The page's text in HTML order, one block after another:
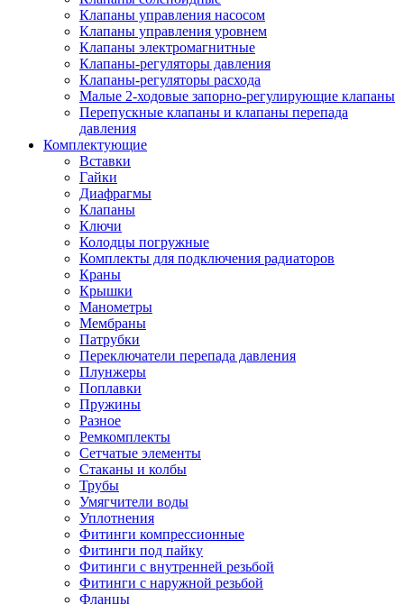
Клапаны управления насосом
Клапаны управления уровнем
Клапаны электромагнитные
Клапаны-регуляторы давления
Клапаны-регуляторы расхода
Малые 2-ходовые запорно-регулирующие клапаны
Перепускные клапаны и клапаны перепада
давления
Комплектующие
Вставки
Гайки
Диафрагмы
Клапаны
Ключи
Колодцы погружные
Комплекты для подключения радиаторов
Краны
Крышки
Манометры
Мембраны
Патрубки
Переключатели перепада давления
Плунжеры
Поплавки
Пружины
Разное
Ремкомплекты
Сетчатые элементы
Стаканы и колбы
Трубы
Умягчители воды
Уплотнения
Фитинги компрессионные
Фитинги под пайку
Фитинги с внутренней резьбой
Фитинги с наружной резьбой
Фланцы